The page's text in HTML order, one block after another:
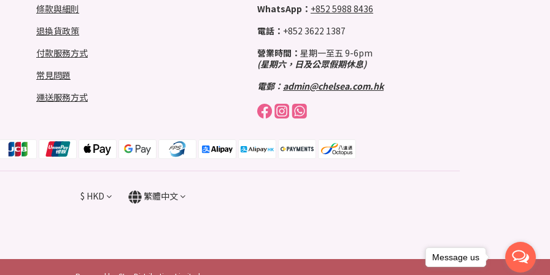
條款與細則
退換貨政策
付款服務方式
常見問題
運送服務方式
WhatsApp： +852 5988 8436
電話： +852 3622 1387
營業時間： 星期一至五 9-6pm
(星期六，日及公眾假期休息)
電郵： admin@chelsea.com.hk
$ HKD 繁體中文
Message us